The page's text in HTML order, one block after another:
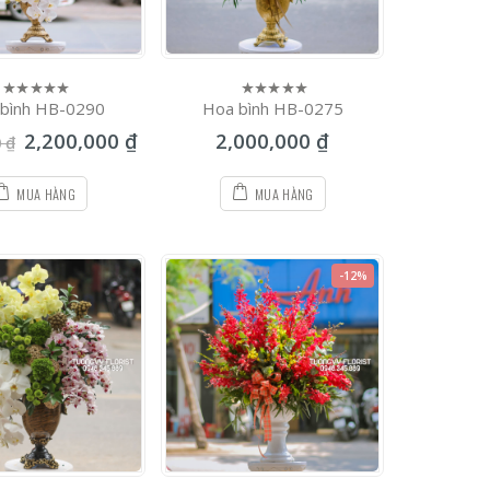
0
HB-0290
₫ 2,200,000 ₫
MUA HÀNG
0
of
5
Hoa bình HB-0275
2,000,000 ₫
MUA HÀNG
-12%
Hoa Bình HB-0381